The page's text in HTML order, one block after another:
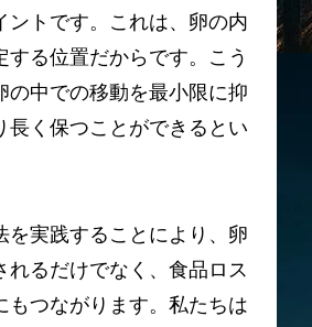
ントです。これは、卵の内
する位置だからです。こう
の中での移動を最小限に抑
長く保つことができるとい
を実践することにより、卵
れるだけでなく、食品ロス
もつながります。私たちは